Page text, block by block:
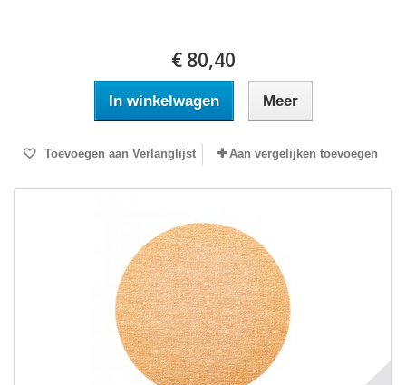
€ 80,40
In winkelwagen Meer
Toevoegen aan Verlanglijst Aan vergelijken toevoegen